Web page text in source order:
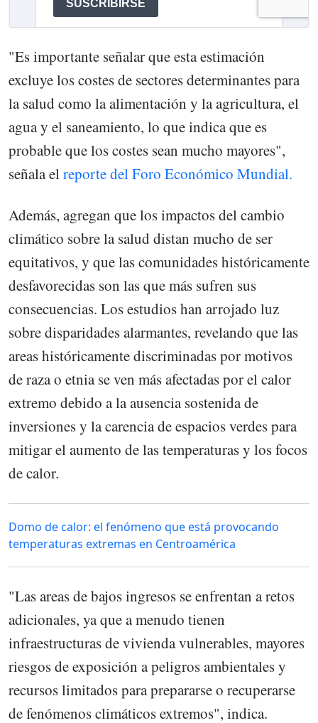
"Es importante señalar que esta estimación
excluye los costes de sectores determinantes para
la salud como la alimentación y la agricultura, el
agua y el saneamiento, lo que indica que es
probable que los costes sean mucho mayores",
señala elreporte del Foro Económico Mundial.
Además, agregan que los impactos del cambio
climático sobre la salud distan mucho de ser
equitativos, y que las comunidades históricamente
desfavorecidas son las que más sufren sus
consecuencias. Los estudios han arrojado luz
sobre disparidades alarmantes, revelando que las
areas históricamente discriminadas por motivos
de raza o etnia se ven más afectadas por el calor
extremo debido a la ausencia sostenida de
inversiones y la carencia de espacios verdes para
mitigar el aumento de las temperaturas y los focos
de calor.
Domo de calor: el fenómeno que está provocando
temperaturas extremas en Centroamérica
"Las areas de bajos ingresos se enfrentan a retos
adicionales, ya que a menudo tienen
infraestructuras de vivienda vulnerables, mayores
riesgos de exposición a peligros ambientales y
recursos limitados para prepararse o recuperarse
de fenómenos climáticos extremos", indica.